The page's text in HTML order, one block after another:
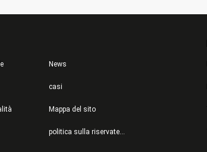
controllo a macchina di
News
casi
Mappa del sito
politica sulla riservatezza